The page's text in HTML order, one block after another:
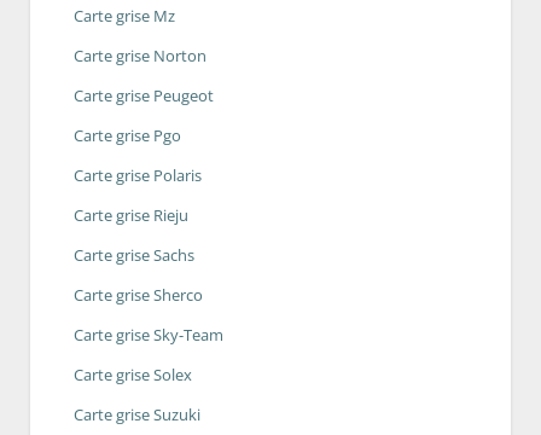
Carte grise Mz
Carte grise Norton
Carte grise Peugeot
Carte grise Pgo
Carte grise Polaris
Carte grise Rieju
Carte grise Sachs
Carte grise Sherco
Carte grise Sky-Team
Carte grise Solex
Carte grise Suzuki